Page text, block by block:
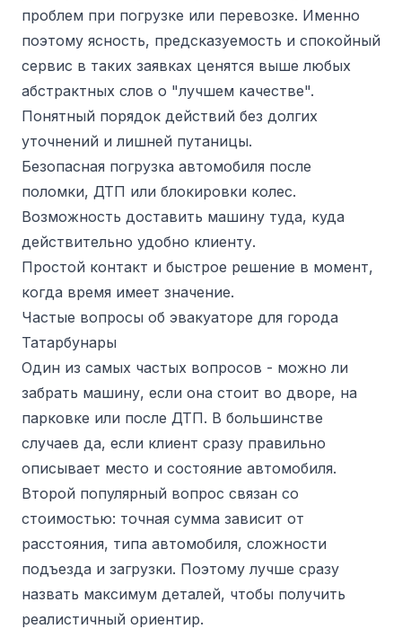
проблем при погрузке или перевозке. Именно
поэтому ясность, предсказуемость и спокойный
сервис в таких заявках ценятся выше любых
абстрактных слов о "лучшем качестве".
Понятный порядок действий без долгих
уточнений и лишней путаницы.
Безопасная погрузка автомобиля после
поломки, ДТП или блокировки колес.
Возможность доставить машину туда, куда
действительно удобно клиенту.
Простой контакт и быстрое решение в момент,
когда время имеет значение.
Частые вопросы об эвакуаторе для города
Татарбунары
Один из самых частых вопросов - можно ли
забрать машину, если она стоит во дворе, на
парковке или после ДТП. В большинстве
случаев да, если клиент сразу правильно
описывает место и состояние автомобиля.
Второй популярный вопрос связан со
стоимостью: точная сумма зависит от
расстояния, типа автомобиля, сложности
подъезда и загрузки. Поэтому лучше сразу
назвать максимум деталей, чтобы получить
реалистичный ориентир.